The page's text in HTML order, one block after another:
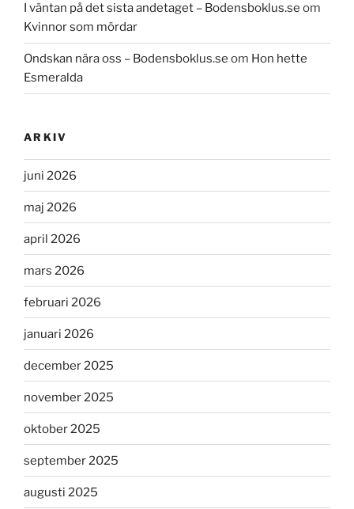
I väntan på det sista andetaget – Bodensboklus.se om
Kvinnor som mördar
Ondskan nära oss – Bodensboklus.se om Hon hette
Esmeralda
ARKIV
juni 2026
maj 2026
april 2026
mars 2026
februari 2026
januari 2026
december 2025
november 2025
oktober 2025
september 2025
augusti 2025